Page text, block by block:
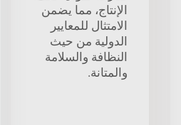
الإنتاج، مما يضمن
الامتثال للمعايير
الدولية من حيث
النظافة والسلامة
والمتانة.